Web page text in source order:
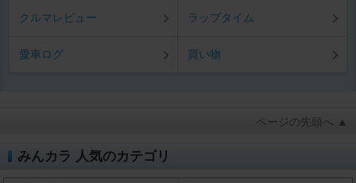
クルマレビュー ラップタイム
愛車ログ 買い物
ページの先頭へ ▲
みんカラ 人気のカテゴリ